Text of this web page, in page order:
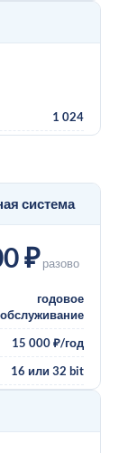
1 024
система
₽ разово
годовое
обслуживание
15 000 ₽/год
16 или 32 bit